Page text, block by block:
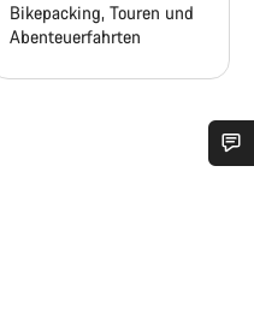
Bikepacking, Touren und
Abenteuerfahrten
im Chat zur Verfügung.